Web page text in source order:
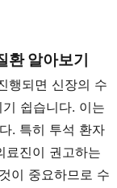
환 알아보기
행되면 신장의 수
쉽습니다. 이는
. 특히 투석 환자
료진이 권고하는
이 중요하므로 수